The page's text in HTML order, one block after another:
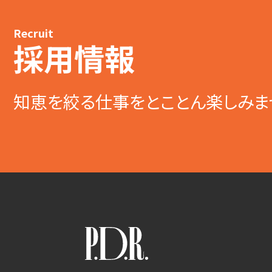
Recruit
採用情報
知恵を絞る仕事をとことん楽しみ